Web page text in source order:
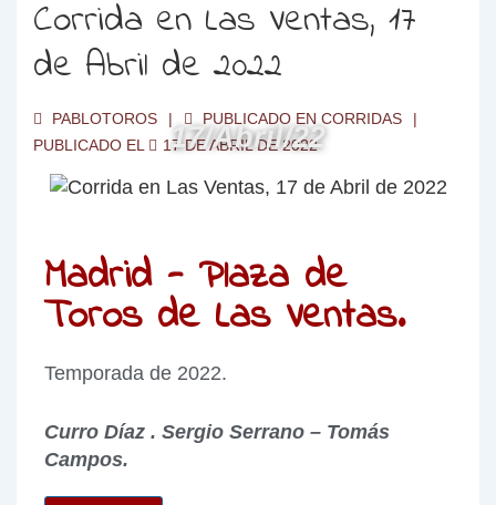
Corrida en Las Ventas, 17
de Abril de 2022
PABLOTOROS PUBLICADO EN CORRIDAS
PUBLICADO EL
17 DE ABRIL DE 2022
17/Abril/22
Madrid - Plaza de
Toros de Las Ventas.
Temporada de 2022.
Curro Díaz . Sergio Serrano – Tomás
Campos.